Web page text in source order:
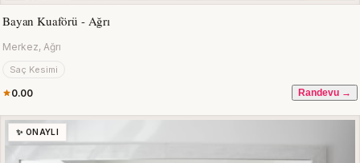
Bayan Kuaförü - Ağrı
Merkez, Ağrı
Saç Kesimi
0.00 Randevu →
✨ ONAYLI